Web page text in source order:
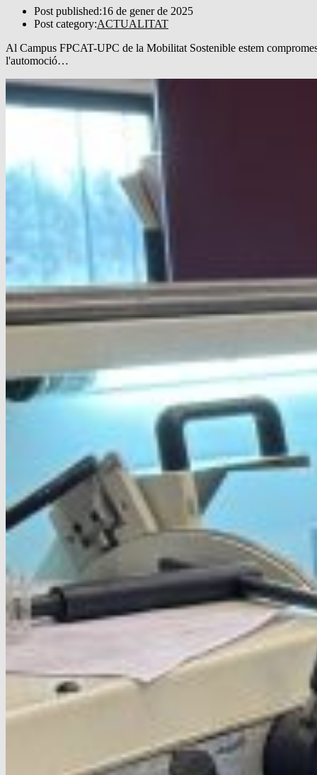
Post published:16 de gener de 2025
Post category:ACTUALITAT
Al Campus FPCAT-UPC de la Mobilitat Sostenible estem
l'automoció…